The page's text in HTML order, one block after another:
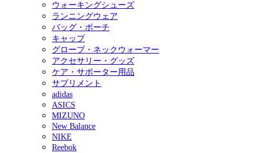
ウォーキングシューズ
ランニングウェア
バッグ・ポーチ
キャップ
グローブ・ネックウォーマー
アクセサリー・グッズ
ケア・サポーター用品
サプリメント
adidas
ASICS
MIZUNO
New Balance
NIKE
Reebok